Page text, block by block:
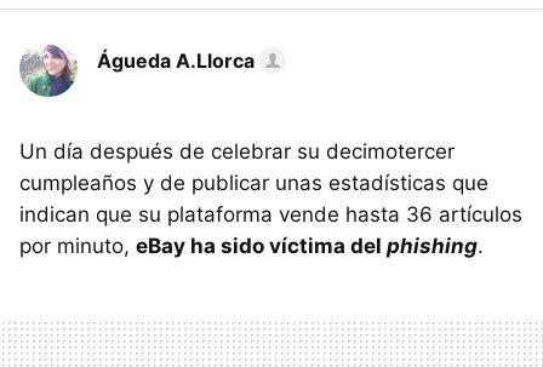
Águeda A.Llorca
Un día después de celebrar su decimotercer
cumpleaños y de publicar unas estadísticas que
indican que su plataforma vende hasta 36 artículos
por minuto, eBay ha sido víctima del phishing.